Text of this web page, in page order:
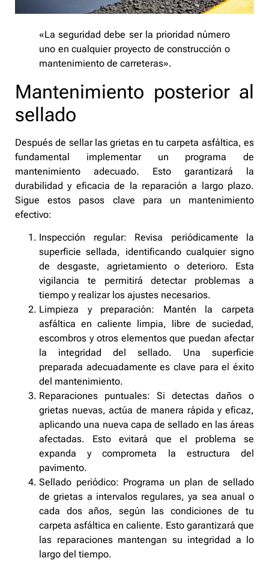
«La seguridad debe ser la prioridad número
uno en cualquier proyecto de construcción o
mantenimiento de carreteras».
Mantenimiento posterior al
sellado
Después de sellar las grietas en tu carpeta asfáltica, es
fundamental implementar un programa de
mantenimiento adecuado. Esto garantizará la
durabilidad y eficacia de la reparación a largo plazo.
Sigue estos pasos clave para un mantenimiento
efectivo:
Inspección regular: Revisa periódicamente la
superficie sellada, identificando cualquier signo
de desgaste, agrietamiento o deterioro. Esta
vigilancia te permitirá detectar problemas a
tiempo y realizar los ajustes necesarios.
Limpieza y preparación: Mantén la carpeta
asfáltica en caliente limpia, libre de suciedad,
escombros y otros elementos que puedan afectar
la integridad del sellado. Una superficie
preparada adecuadamente es clave para el éxito
del mantenimiento.
Reparaciones puntuales: Si detectas daños o
grietas nuevas, actúa de manera rápida y eficaz,
aplicando una nueva capa de sellado en las áreas
afectadas. Esto evitará que el problema se
expanda y comprometa la estructura del
pavimento.
Sellado periódico: Programa un plan de sellado
de grietas a intervalos regulares, ya sea anual o
cada dos años, según las condiciones de tu
carpeta asfáltica en caliente. Esto garantizará que
las reparaciones mantengan su integridad a lo
largo del tiempo.